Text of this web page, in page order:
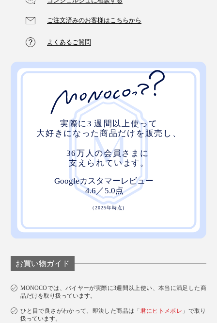
ご注文済みのお客様はこちらから
よくあるご質問
お買い物ガイド
MONOCOでは、バイヤーが実際に3週間以上使い、本当に満足した商
品だけを取り扱っています。
ひと目で良さがわかって、即決した商品は「 君にヒトメボレ 」で取り
扱っています。